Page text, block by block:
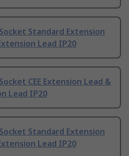
Standard Extension
Lead IP20
CEE Extension Lead &
Lead IP20
Standard Extension
Lead IP20